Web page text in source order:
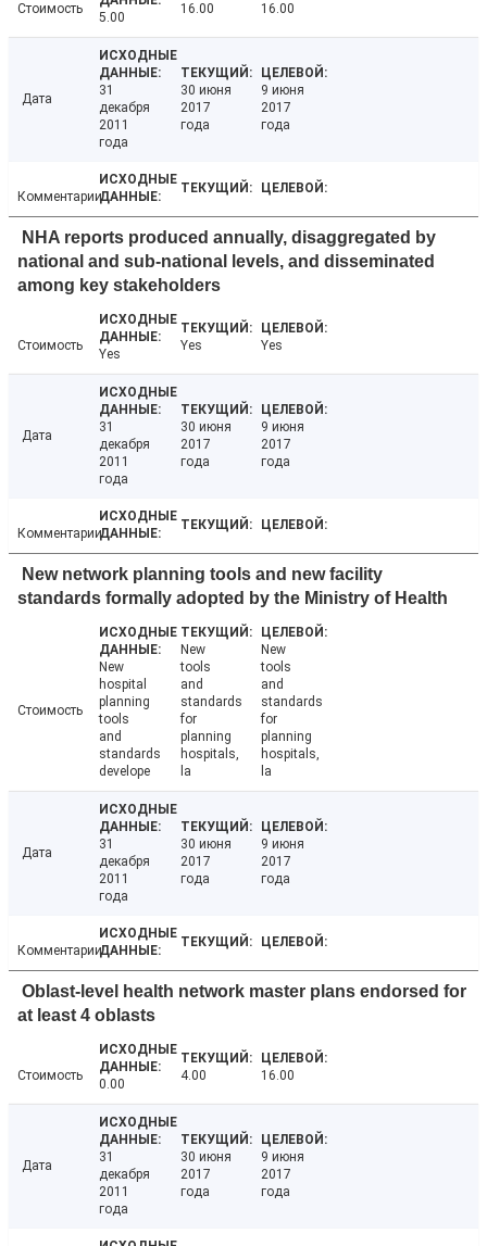
Стоимость
5.00
16.00 16.00
Дата
31
декабря
2011
года
30 июня
2017
года
9 июня
2017
года
Комментарии
NHA reports produced annually, disaggregated by
national and sub-national levels, and disseminated
among key stakeholders
Стоимость
Yes
Yes Yes
Дата
31
декабря
2011
года
30 июня
2017
года
9 июня
2017
года
Комментарии
New network planning tools and new facility
standards formally adopted by the Ministry of Health
Стоимость
New
hospital
planning
tools
and
standards
develope
New
tools
and
standards
for
planning
hospitals,
la
New
tools
and
standards
for
planning
hospitals,
la
Дата
31
декабря
2011
года
30 июня
2017
года
9 июня
2017
года
Комментарии
Oblast-level health network master plans endorsed for
at least 4 oblasts
Стоимость
0.00
4.00 16.00
Дата
31
декабря
2011
года
30 июня
2017
года
9 июня
2017
года